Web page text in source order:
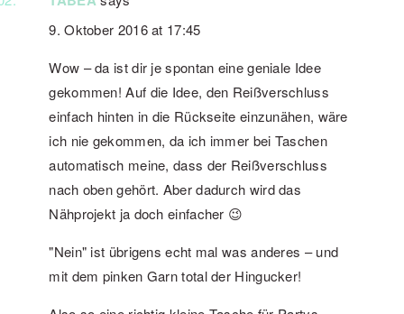
9. Oktober 2016 at 17:45
Wow – da ist dir je spontan eine geniale Idee
gekommen! Auf die Idee, den Reißverschluss
einfach hinten in die Rückseite einzunähen, wäre
ich nie gekommen, da ich immer bei Taschen
automatisch meine, dass der Reißverschluss
nach oben gehört. Aber dadurch wird das
Nähprojekt ja doch einfacher 😉
"Nein" ist übrigens echt mal was anderes – und
mit dem pinken Garn total der Hingucker!